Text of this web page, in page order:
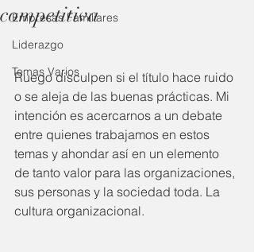
Empresas Familiares
Liderazgo
Temas Varios
competitiva
Ruego disculpen si el título hace ruido
o se aleja de las buenas prácticas. Mi
intención es acercarnos a un debate
entre quienes trabajamos en estos
temas y ahondar así en un elemento
de tanto valor para las organizaciones,
sus personas y la sociedad toda. La
cultura organizacional.